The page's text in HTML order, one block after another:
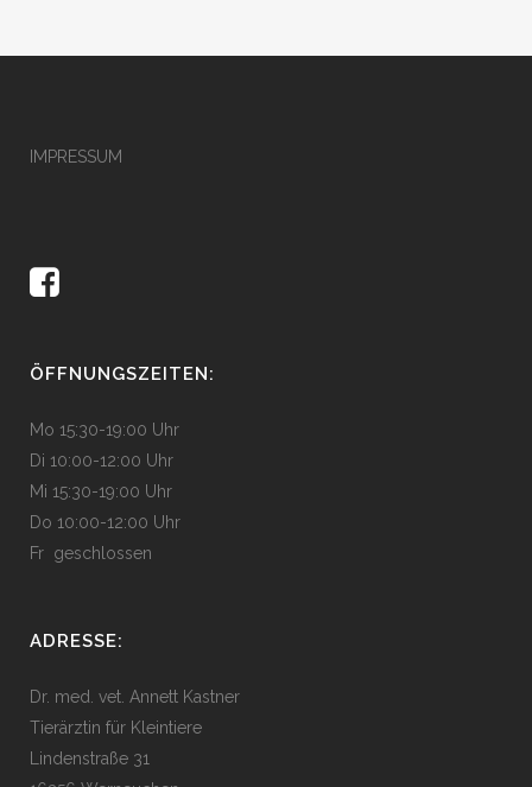
IMPRESSUM
ÖFFNUNGSZEITEN:
Mo 15:30-19:00 Uhr
Di 10:00-12:00 Uhr
Mi 15:30-19:00 Uhr
Do 10:00-12:00 Uhr
Fr geschlossen
ADRESSE:
Dr. med. vet. Annett Kastner
Tierärztin für Kleintiere
Lindenstraße 31